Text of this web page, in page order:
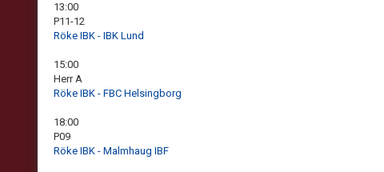
13:00
P11-12
Röke IBK - IBK Lund
15:00
Herr A
Röke IBK - FBC Helsingborg
18:00
P09
Röke IBK - Malmhaug IBF